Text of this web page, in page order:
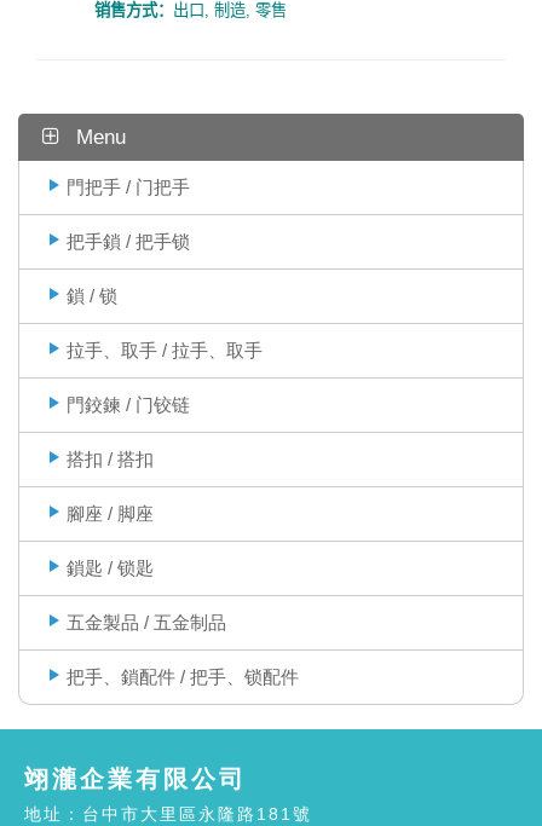
销售方式： 出口 , 制造, 零售
Menu
門把手 / 门把手
把手鎖 / 把手锁
鎖 / 锁
拉手、取手 / 拉手、取手
門鉸鍊 / 门铰链
搭扣 / 搭扣
腳座 / 脚座
鎖匙 / 锁匙
五金製品 / 五金制品
把手、鎖配件 / 把手、锁配件
翊瀧企業有限公司
地址：台中市大里區永隆路181號